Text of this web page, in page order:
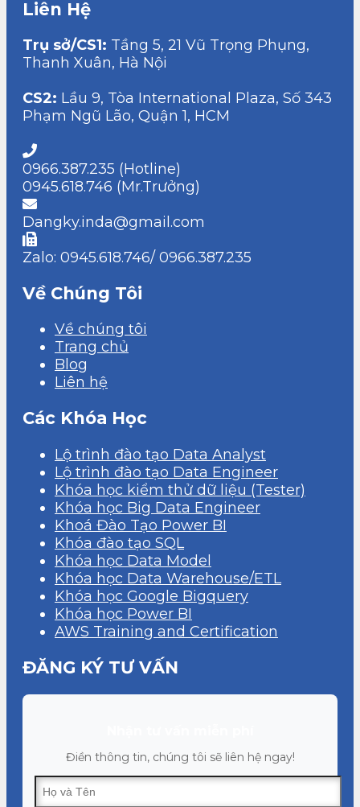
Liên Hệ
Trụ sở/CS1: Tầng 5, 21 Vũ Trọng Phụng,
Thanh Xuân, Hà Nội
CS2: Lầu 9, Tòa International Plaza, Số 343
Phạm Ngũ Lão, Quận 1, HCM
0966.387.235 (Hotline)
0945.618.746 (Mr.Trưởng)
Dangky.inda@gmail.com
Zalo: 0945.618.746/ 0966.387.235
Về Chúng Tôi
Về chúng tôi
Trang chủ
Blog
Liên hệ
Các Khóa Học
Lộ trình đào tạo Data Analyst
Lộ trình đào tạo Data Engineer
Khóa học kiểm thử dữ liệu (Tester)
Khóa học Big Data Engineer
Khoá Đào Tạo Power BI
Khóa đào tạo SQL
Khóa học Data Model
Khóa học Data Warehouse/ETL
Khóa học Google Bigquery
Khóa học Power BI
AWS Training and Certification
ĐĂNG KÝ TƯ VẤN
Điền thông tin, chúng tôi sẽ liên hệ ngay!